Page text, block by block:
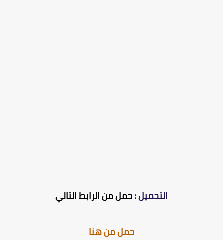
التحميل :حمل من الرابط التالي
حمل من هنا